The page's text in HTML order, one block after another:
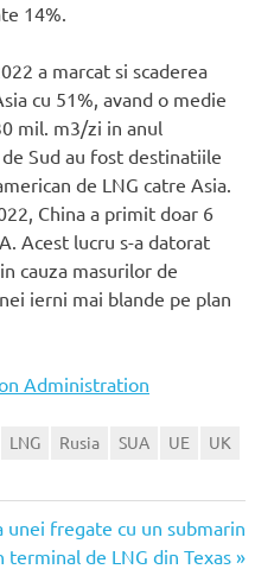
14%.
a marcat si scaderea
cu 51%, avand o medie
mil. m3/zi in anul
Sud au fost destinatiile
de LNG catre Asia.
China a primit doar 6
Acest lucru s-a datorat
cauza masurilor de
ierni mai blande pe plan
Administration
LNG Rusia SUA UE UK
unei fregate cu un submarin
de LNG din Texas